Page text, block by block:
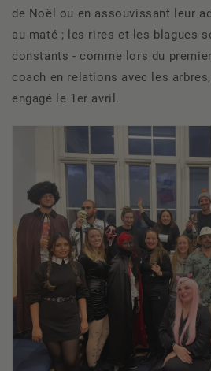
de Noël ou en assouvissant leur
au maté ; les rires et les blagues
constants - comme lors du
coach en relations avec les
engagé le 1er avril.